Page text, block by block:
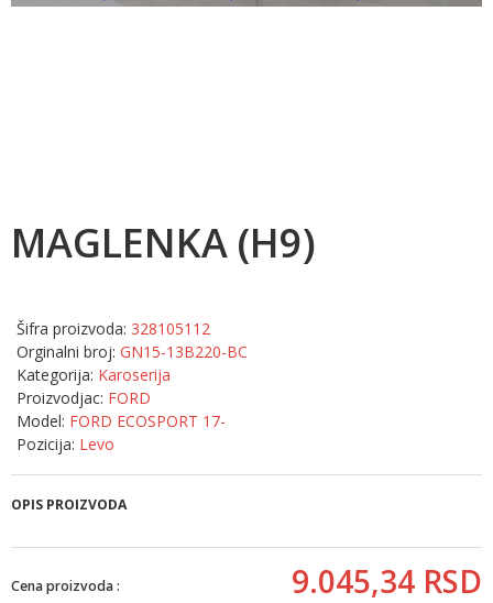
MAGLENKA (H9)
Šifra proizvoda: 328105112
Orginalni broj: GN15-13B220-BC
Kategorija: Karoserija
Proizvodjac: FORD
Model: FORD ECOSPORT 17-
Pozicija: Levo
OPIS PROIZVODA
Cena proizvoda : 9.045,34 RSD